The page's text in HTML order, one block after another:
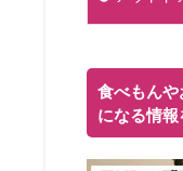
食べもん
になる情報